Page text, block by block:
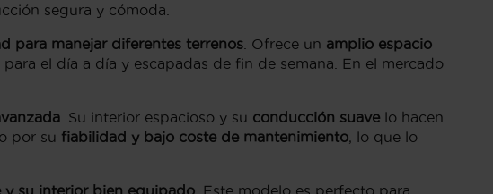
segura y cómoda.
para manejar diferentes terrenos . Ofrece un amplio espacio
el día a día y escapadas de fin de semana. En el mercado
. Su interior espacioso y su conducción suave lo hacen
por su fiabilidad y bajo coste de mantenimiento, lo que lo
su interior bien equipado . Este modelo es perfecto para